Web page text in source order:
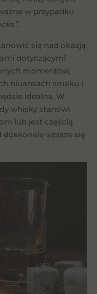
w przypadku
.
się nad okazją
dotyczącymi
momentów,
niuansach smaku i
idealna. W
whisky stanowi
lub jest częścią
wpisze się